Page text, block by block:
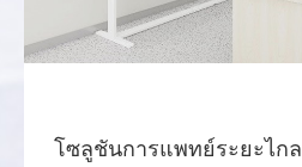
โซลูชันการแพทย์ระยะไกล